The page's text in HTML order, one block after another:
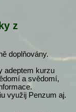
z
doplňovány.
adeptem kurzu
a svědomí,
využij Penzum aj.